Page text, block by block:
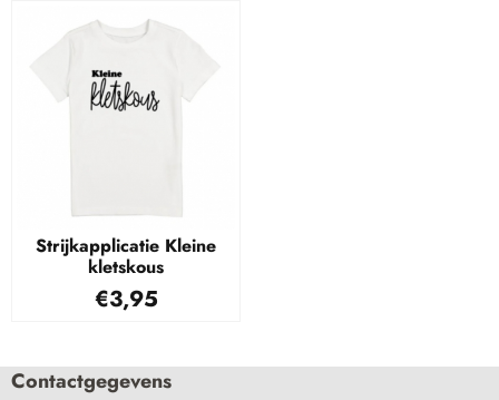
Strijkapplicatie Kleine
kletskous
€3,95
Contactgegevens